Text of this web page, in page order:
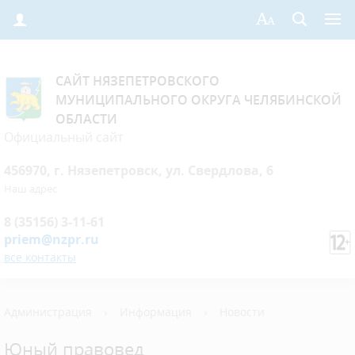
САЙТ НЯЗЕПЕТРОВСКОГО
МУНИЦИПАЛЬНОГО ОКРУГА ЧЕЛЯБИНСКОЙ
ОБЛАСТИ
priem@nzpr.ru
все контакты
Юный правовед